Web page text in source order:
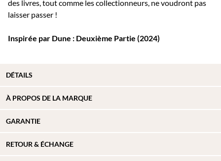
des livres, tout comme les collectionneurs, ne voudront pas
laisser passer !
Inspirée par Dune : Deuxième Partie (2024)
DÉTAILS
À PROPOS DE LA MARQUE
GARANTIE
RETOUR & ÉCHANGE